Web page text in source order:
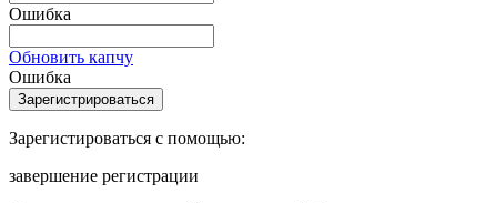
Ошибка
Обновить капчу
Ошибка
Зарегистироваться с помощью:
завершение регистрации